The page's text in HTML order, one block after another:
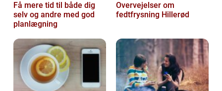
Få mere tid til både dig
selv og andre med god
planlægning
Overvejelser om
fedtfrysning Hillerød